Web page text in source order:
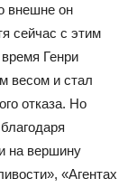
внешне он
сейчас с этим
Генри
весом и стал
отказа. Но
на вершину
«Агентах